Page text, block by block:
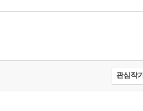
관심작